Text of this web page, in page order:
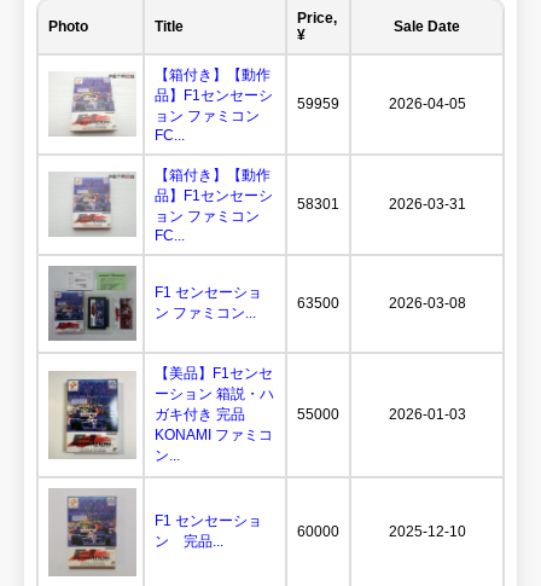
Photo Title
Price,
¥
Sale Date
【箱付き】【動作
品】F1センセーシ
ョン ファミコン
FC...
59959 2026-04-05
【箱付き】【動作
品】F1センセーシ
ョン ファミコン
FC...
58301 2026-03-31
F1 センセーショ
ン ファミコン...
63500 2026-03-08
【美品】F1センセ
ーション 箱説・ハ
ガキ付き 完品
KONAMI ファミコ
ン...
55000 2026-01-03
F1 センセーショ
ン 完品...
60000 2025-12-10